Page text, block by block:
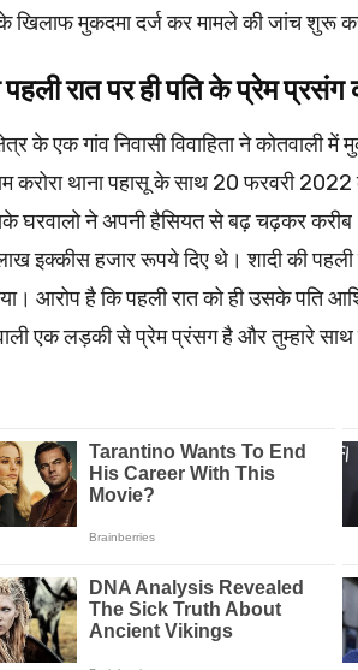
खिलाफ मुकदमा दर्ज कर मामले की जांच शुरू
पहली रात पर ही पति के प्रेम प्रसंग
के एक गांव निवासी विवाहिता ने कोतवाली
करोरा थाना पहासू के साथ 20 फरवरी
घरवालो ने अपनी हैसियत से बढ़ चढ़कर
इक्कीस हजार रूपये दिए थे। शादी की
आरोप है कि पहली रात को ही उसके पति
एक लड़की से प्रेम प्रंसग है और तुम्हारे साथ